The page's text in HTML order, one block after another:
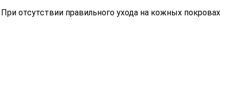
отсутствии правильного ухода на кожных покровах